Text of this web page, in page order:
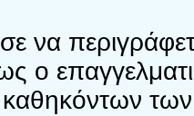
να
ο